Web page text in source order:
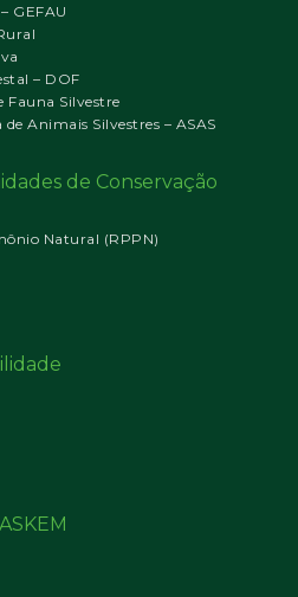
GEFAU
– DOF
Fauna Silvestre
Animais Silvestres – ASAS
de Conservação
Natural (RPPN)